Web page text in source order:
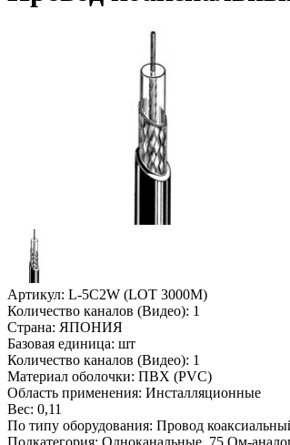
Артикул: L-5C2W (LOT 3000M)
Количество каналов (Видео): 1
Страна: ЯПОНИЯ
Базовая единица: шт
Количество каналов (Видео): 1
Материал оболочки: ПВХ (PVC)
Область применения: Инсталляционные
Вес: 0,11
По типу оборудования: Провод
Подкатегория: Одноканальные, 75 Ом-